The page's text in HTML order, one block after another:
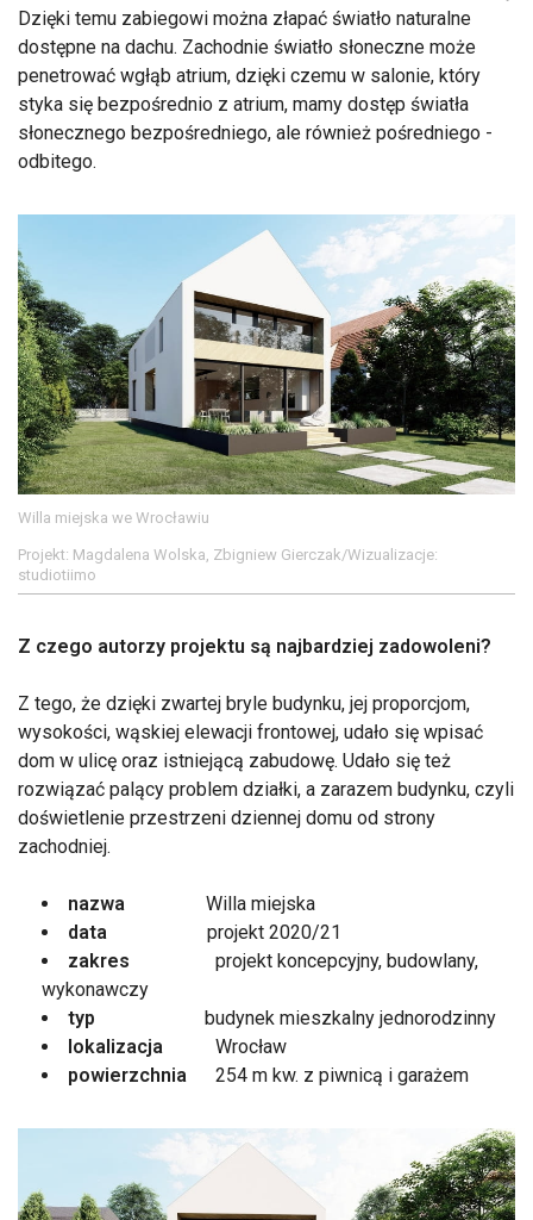
Dzięki temu zabiegowi można złapać światło naturalne
dostępne na dachu. Zachodnie światło słoneczne może
penetrować wgłąb atrium, dzięki czemu w salonie, który
styka się bezpośrednio z atrium, mamy dostęp światła
słonecznego bezpośredniego, ale również pośredniego -
odbitego.
Willa miejska we Wrocławiu
Projekt: Magdalena Wolska, Zbigniew Gierczak/Wizualizacje:
studiotiimo
Z czego autorzy projektu są najbardziej zadowoleni?
Z tego, że dzięki zwartej bryle budynku, jej proporcjom,
wysokości, wąskiej elewacji frontowej, udało się wpisać
dom w ulicę oraz istniejącą zabudowę. Udało się też
rozwiązać palący problem działki, a zarazem budynku, czyli
doświetlenie przestrzeni dziennej domu od strony
zachodniej.
nazwa
Willa miejska
data
projekt 2020/21
zakres
projekt koncepcyjny, budowlany,
wykonawczy
typ
budynek mieszkalny jednorodzinny
lokalizacja
Wrocław
powierzchnia
254 m kw. z piwnicą i garażem